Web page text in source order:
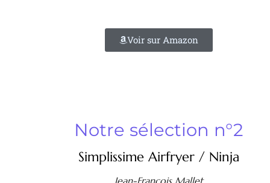
Voir sur Amazon
Notre sélection n°2
Simplissime Airfryer / Ninja
Jean-François Mallet